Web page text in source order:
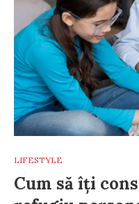
LIFESTYLE
Cum să îți